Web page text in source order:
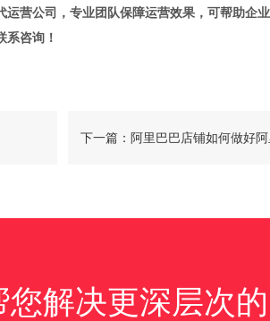
运营公司，专业团队保障运营效果，可帮助企
系咨询！
下一篇：阿里巴巴店铺如何做好
您解决更深层次